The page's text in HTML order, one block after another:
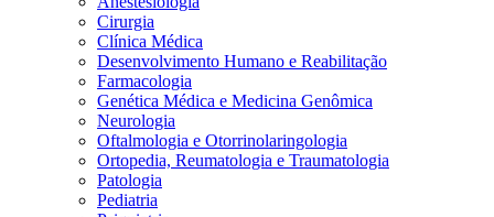
Cirurgia
Clínica Médica
Desenvolvimento Humano e Reabilitação
Farmacologia
Genética Médica e Medicina Genômica
Neurologia
Oftalmologia e Otorrinolaringologia
Ortopedia, Reumatologia e Traumatologia
Patologia
Pediatria